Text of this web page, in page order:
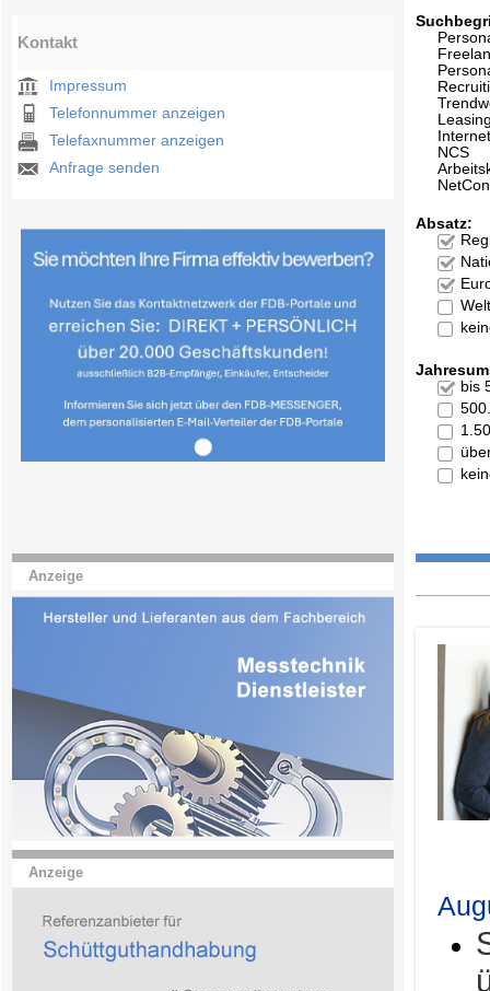
Kontakt
Impressum
Telefonnummer anzeigen
Telefaxnummer anzeigen
Anfrage senden
Anzeige
Anzeige
NCS
Absatz:
bis